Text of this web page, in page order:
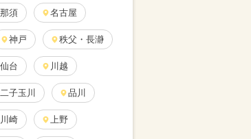
那須 名古屋
神戸 秩父・長瀞
仙台 川越
二子玉川 品川
川崎 上野